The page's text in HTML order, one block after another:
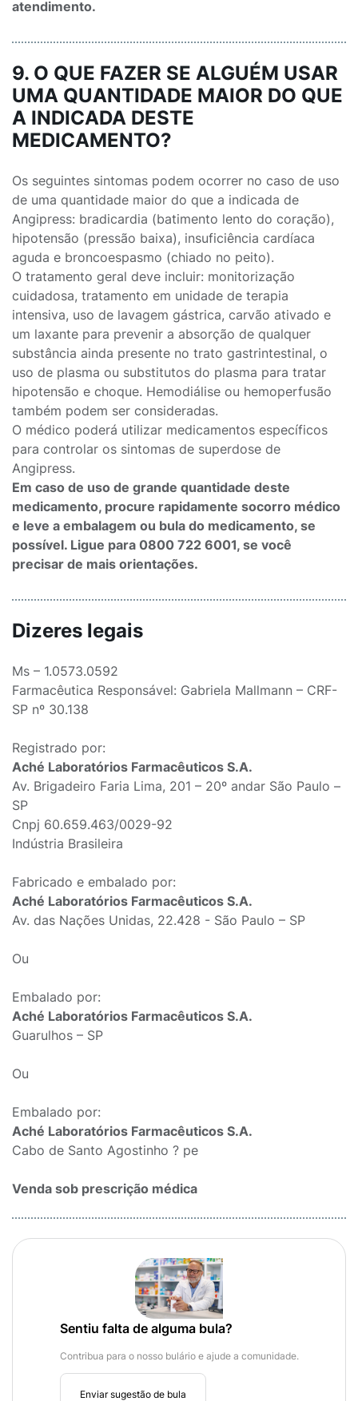
atendimento.
9. O QUE FAZER SE ALGUÉM USAR
UMA QUANTIDADE MAIOR DO QUE
A INDICADA DESTE
MEDICAMENTO?
Os seguintes sintomas podem ocorrer no caso de uso
de uma quantidade maior do que a indicada de
Angipress: bradicardia (batimento lento do coração),
hipotensão (pressão baixa), insuficiência cardíaca
aguda e broncoespasmo (chiado no peito).
O tratamento geral deve incluir: monitorização
cuidadosa, tratamento em unidade de terapia
intensiva, uso de lavagem gástrica, carvão ativado e
um laxante para prevenir a absorção de qualquer
substância ainda presente no trato gastrintestinal, o
uso de plasma ou substitutos do plasma para tratar
hipotensão e choque. Hemodiálise ou hemoperfusão
também podem ser consideradas.
O médico poderá utilizar medicamentos específicos
para controlar os sintomas de superdose de
Angipress.
Em caso de uso de grande quantidade deste
medicamento, procure rapidamente socorro médico
e leve a embalagem ou bula do medicamento, se
possível. Ligue para 0800 722 6001, se você
precisar de mais orientações.
Dizeres legais
Ms – 1.0573.0592
Farmacêutica Responsável: Gabriela Mallmann – CRF-
SP nº 30.138
Registrado por:
Aché Laboratórios Farmacêuticos S.A.
Av. Brigadeiro Faria Lima, 201 – 20º andar São Paulo –
SP
Cnpj 60.659.463/0029-92
Indústria Brasileira
Fabricado e embalado por:
Aché Laboratórios Farmacêuticos S.A.
Av. das Nações Unidas, 22.428 - São Paulo – SP
Ou
Embalado por:
Aché Laboratórios Farmacêuticos S.A.
Guarulhos – SP
Ou
Embalado por:
Aché Laboratórios Farmacêuticos S.A.
Cabo de Santo Agostinho ? pe
Venda sob prescrição médica
Sentiu falta de alguma bula?
Contribua para o nosso bulário e ajude a comunidade.
Enviar sugestão de bula